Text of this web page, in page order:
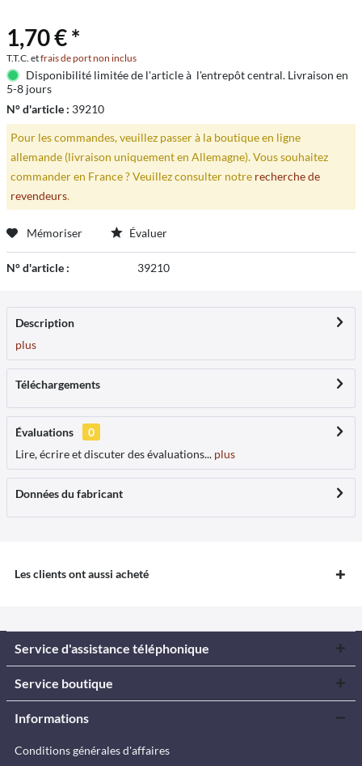
1,70 € *
T.T.C. etfrais de port non inclus
Disponibilité limitée de l'article à l'entrepôt central. Livraison en
5-8 jours
N° d'article : 39210
Pour les commandes, veuillez passer à la boutique en ligne
allemande (livraison uniquement en Allemagne). Vous souhaitez
commander en France ? Veuillez consulter notre recherche de
revendeurs.
Mémoriser Évaluer
N° d'article : 39210
Description
plus
Téléchargements
Évaluations
0
Lire, écrire et discuter des évaluations... plus
Données du fabricant
Les clients ont aussi acheté
Service d'assistance téléphonique
Service boutique
Informations
Conditions générales d'affaires